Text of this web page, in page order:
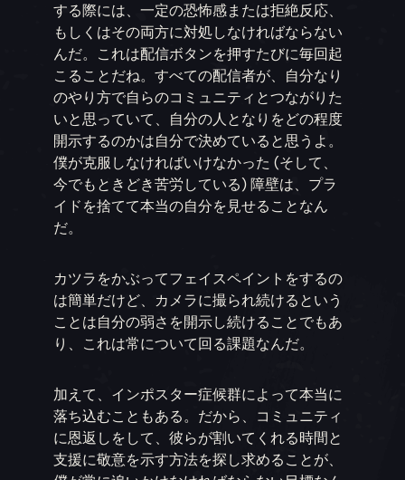
する際には、一定の恐怖感または拒絶反応、
もしくはその両方に対処しなければならない
んだ。これは配信ボタンを押すたびに毎回起
こることだね。すべての配信者が、自分なり
のやり方で自らのコミュニティとつながりた
いと思っていて、自分の人となりをどの程度
開示するのかは自分で決めていると思うよ。
僕が克服しなければいけなかった (そして、
今でもときどき苦労している) 障壁は、プラ
イドを捨てて本当の自分を見せることなん
だ。
カツラをかぶってフェイスペイントをするの
は簡単だけど、カメラに撮られ続けるという
ことは自分の弱さを開示し続けることでもあ
り、これは常について回る課題なんだ。
加えて、インポスター症候群によって本当に
落ち込むこともある。だから、コミュニティ
に恩返しをして、彼らが割いてくれる時間と
支援に敬意を示す方法を探し求めることが、